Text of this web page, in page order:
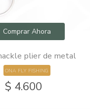
Comprar Ahora
plier de metal
ONA FLY FISHING
$ 4.600